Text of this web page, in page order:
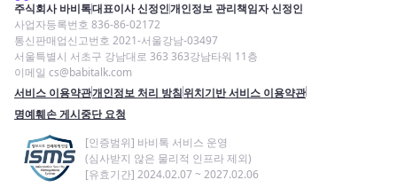
주식회사 바비톡대표이사 신정인개인정보 관리책임자 신정인
사업자등록번호 836-86-02172
통신판매업신고번호 2021-서울강남-03497
서울특별시 서초구 강남대로 363 363강남타워 11층
이메일 cs@babitalk.com
서비스 이용약관개인정보 처리 방침위치기반 서비스 이용약관
명예훼손 게시중단 요청
[인증범위] 바비톡 서비스 운영
(심사받지 않은 물리적 인프라 제외)
[유효기간] 2024.02.07 ~ 2027.02.06